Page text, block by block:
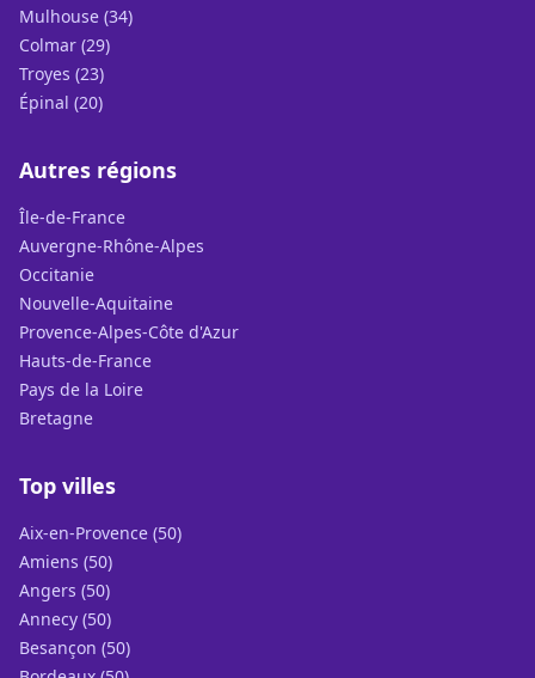
Mulhouse (34)
Colmar (29)
Troyes (23)
Épinal (20)
Autres régions
Île-de-France
Auvergne-Rhône-Alpes
Occitanie
Nouvelle-Aquitaine
Provence-Alpes-Côte d'Azur
Hauts-de-France
Pays de la Loire
Bretagne
Top villes
Aix-en-Provence (50)
Amiens (50)
Angers (50)
Annecy (50)
Besançon (50)